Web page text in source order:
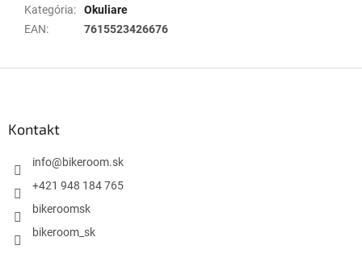
Kategória:
Okuliare
EAN: 7615523426676
Kontakt
info@bikeroom.sk
+421 948 184 765
bikeroomsk
bikeroom_sk